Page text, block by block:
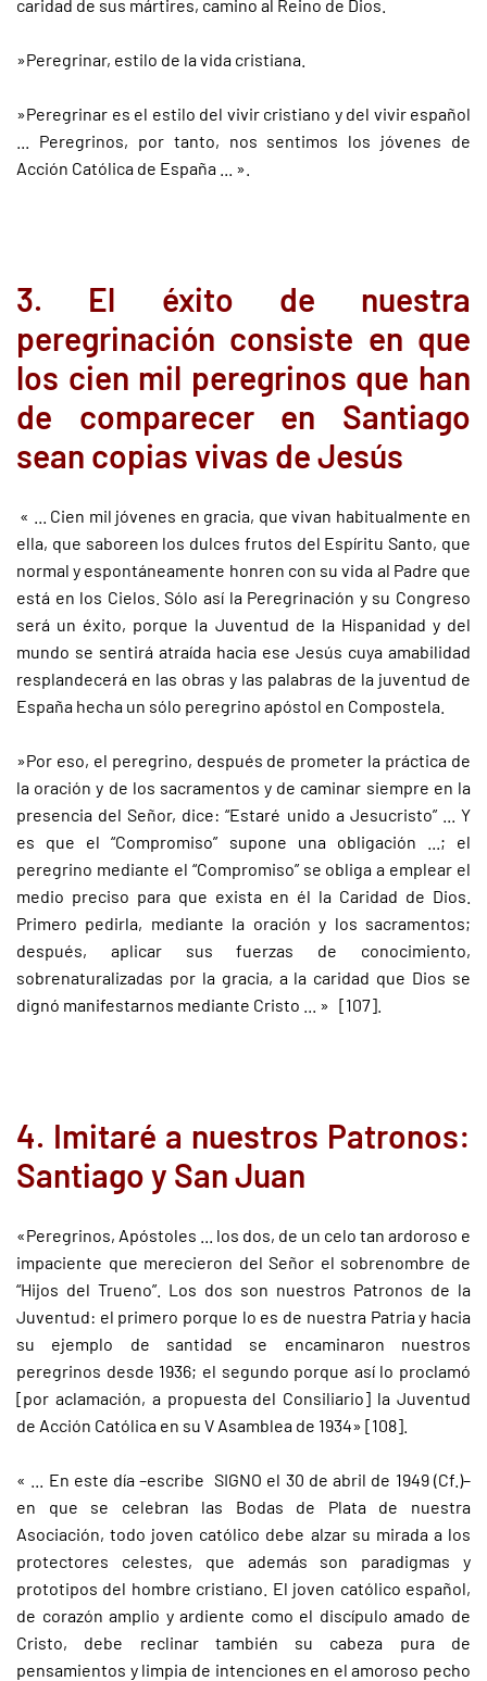
caridad de sus mártires, camino al Reino de Dios.
»Peregrinar, estilo de la vida cristiana.
»Peregrinar es el estilo del vivir cristiano y del vivir español
... Peregrinos, por tanto, nos sentimos los jóvenes de
Acción Católica de España ... ».
3. El éxito de nuestra
peregrinación consiste en que
los cien mil peregrinos que han
de comparecer en Santiago
sean copias vivas de Jesús
« ... Cien mil jóvenes en gracia, que vivan habitualmente en
ella, que saboreen los dulces frutos del Espíritu Santo, que
normal y espontáneamente honren con su vida al Padre que
está en los Cielos. Sólo así la Peregrinación y su Congreso
será un éxito, porque la Juventud de la Hispanidad y del
mundo se sentirá atraída hacia ese Jesús cuya amabilidad
resplandecerá en las obras y las palabras de la juventud de
España hecha un sólo peregrino apóstol en Compostela.
»Por eso, el peregrino, después de prometer la práctica de
la oración y de los sacramentos y de caminar siempre en la
presencia del Señor, dice: “Estaré unido a Jesucristo” ... Y
es que el “Compromiso” supone una obligación ...; el
peregrino mediante el “Compromiso” se obliga a emplear el
medio preciso para que exista en él la Caridad de Dios.
Primero pedirla, mediante la oración y los sacramentos;
después, aplicar sus fuerzas de conocimiento,
sobrenaturalizadas por la gracia, a la caridad que Dios se
dignó manifestarnos mediante Cristo ... » [107].
4. Imitaré a nuestros Patronos:
Santiago y San Juan
«Peregrinos, Apóstoles ... los dos, de un celo tan ardoroso e
impaciente que merecieron del Señor el sobrenombre de
“Hijos del Trueno”. Los dos son nuestros Patronos de la
Juventud: el primero porque lo es de nuestra Patria y hacia
su ejemplo de santidad se encaminaron nuestros
peregrinos desde 1936; el segundo porque así lo proclamó
[por aclamación, a propuesta del Consiliario] la Juventud
de Acción Católica en su V Asamblea de 1934» [108].
« ... En este día –escribe SIGNO el 30 de abril de 1949 (Cf.)–
en que se celebran las Bodas de Plata de nuestra
Asociación, todo joven católico debe alzar su mirada a los
protectores celestes, que además son paradigmas y
prototipos del hombre cristiano. El joven católico español,
de corazón amplio y ardiente como el discípulo amado de
Cristo, debe reclinar también su cabeza pura de
pensamientos y limpia de intenciones en el amoroso pecho